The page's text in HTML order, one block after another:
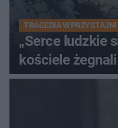
TRAGEDIA W PRZYSTAJNI
„Serce ludzkie
kościele